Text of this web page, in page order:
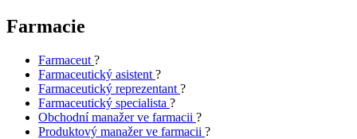
Farmacie
Farmaceut ?
Farmaceutický asistent ?
Farmaceutický reprezentant ?
Farmaceutický specialista ?
Obchodní manažer ve farmacii ?
Produktový manažer ve farmacii ?